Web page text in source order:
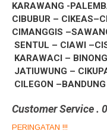
KARAWANG -
CIBUBUR –
CIMANGGIS
SENTUL – CIAWI
KARAWACI –
JATIUWUNG –
CILEGON
Customer Service .
PERINGATAN !!!